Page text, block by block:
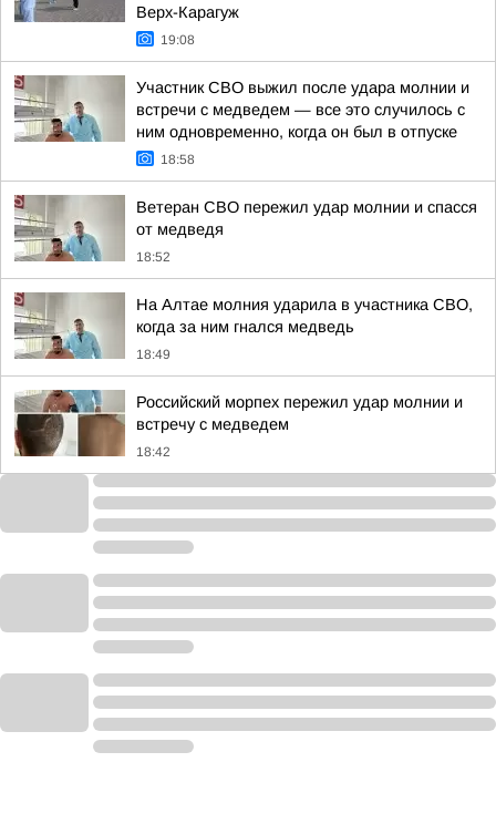
Верх-Карагуж
19:08
Участник СВО выжил после удара молнии и
встречи с медведем — все это случилось с
ним одновременно, когда он был в отпуске
18:58
Ветеран СВО пережил удар молнии и спасся
от медведя
18:52
На Алтае молния ударила в участника СВО,
когда за ним гнался медведь
18:49
Российский морпех пережил удар молнии и
встречу с медведем
18:42